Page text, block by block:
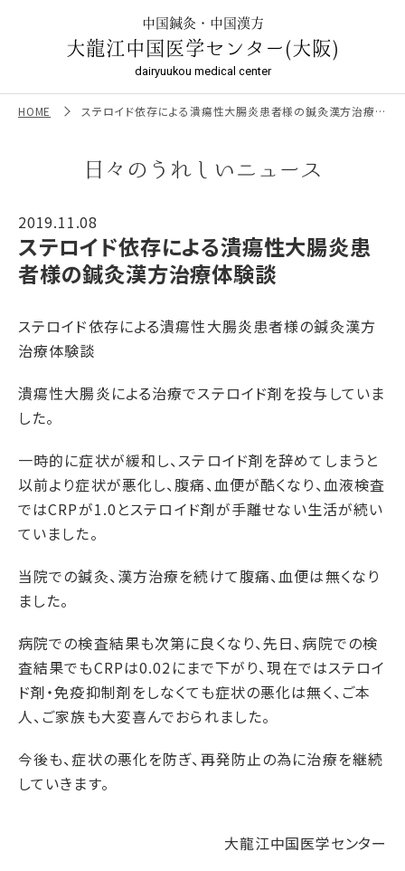
験談 ｜大龍江中国医学センター（大阪）
中国鍼灸・中国漢方
大龍江中国医学センター(大阪)
dairyuukou medical center
HOME ステロイド依存による潰瘍性大腸炎患者様の鍼灸漢方治療体験談
日々のうれしいニュース
2019.11.08
ステロイド依存による潰瘍性大腸炎患
者様の鍼灸漢方治療体験談
ステロイド依存による潰瘍性大腸炎患者様の鍼灸漢方
治療体験談
潰瘍性大腸炎による治療でステロイド剤を投与していま
した。
一時的に症状が緩和し、ステロイド剤を辞めてしまうと
以前より症状が悪化し、腹痛、血便が酷くなり、血液検査
ではCRPが1.0とステロイド剤が手離せない生活が続い
ていました。
当院での鍼灸、漢方治療を続けて腹痛、血便は無くなり
ました。
病院での検査結果も次第に良くなり、先日、病院での検
査結果でもCRPは0.02にまで下がり、現在ではステロイ
ド剤・免疫抑制剤をしなくても症状の悪化は無く、ご本
人、ご家族も大変喜んでおられました。
今後も、症状の悪化を防ぎ、再発防止の為に治療を継続
していきます。
大龍江中国医学センター